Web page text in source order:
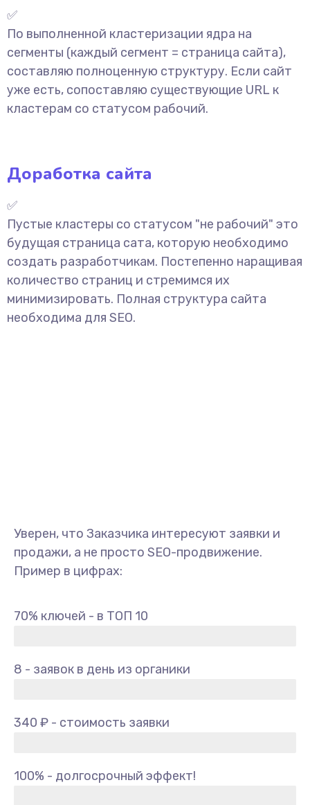
✅
По выполненной кластеризации ядра на
сегменты (каждый сегмент = страница сайта),
составляю полноценную структуру. Если сайт
уже есть, сопоставляю существующие URL к
кластерам со статусом рабочий.
Доработка сайта
✅
Пустые кластеры со статусом "не рабочий" это
будущая страница сата, которую необходимо
создать разработчикам. Постепенно наращивая
количество страниц и стремимся их
минимизировать. Полная структура сайта
необходима для SEO.
Уверен, что Заказчика интересуют заявки и
продажи, а не просто SEO-продвижение.
Пример в цифрах:
70% ключей - в ТОП 10
8 - заявок в день из органики
340 ₽ - стоимость заявки
100% - долгосрочный эффект!